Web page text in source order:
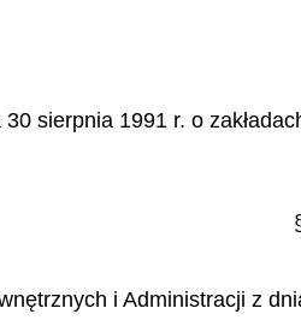
sierpnia 1991 r. o
i Administracji z